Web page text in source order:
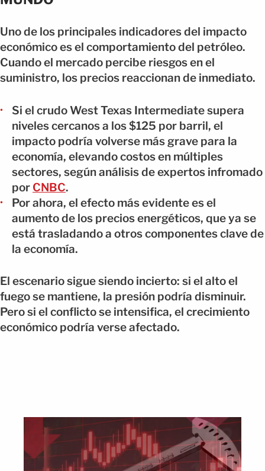
Uno de los principales indicadores del impacto
económico es el comportamiento del petróleo.
Cuando el mercado percibe riesgos en el
suministro, los precios reaccionan de inmediato.
Si el crudo West Texas Intermediate supera
niveles cercanos a los $125 por barril, el
impacto podría volverse más grave para la
economía, elevando costos en múltiples
sectores, según análisis de expertos infromado
por CNBC.
Por ahora, el efecto más evidente es el
aumento de los precios energéticos, que ya se
está trasladando a otros componentes clave de
la economía.
El escenario sigue siendo incierto: si el alto el
fuego se mantiene, la presión podría disminuir.
Pero si el conflicto se intensifica, el crecimiento
económico podría verse afectado.